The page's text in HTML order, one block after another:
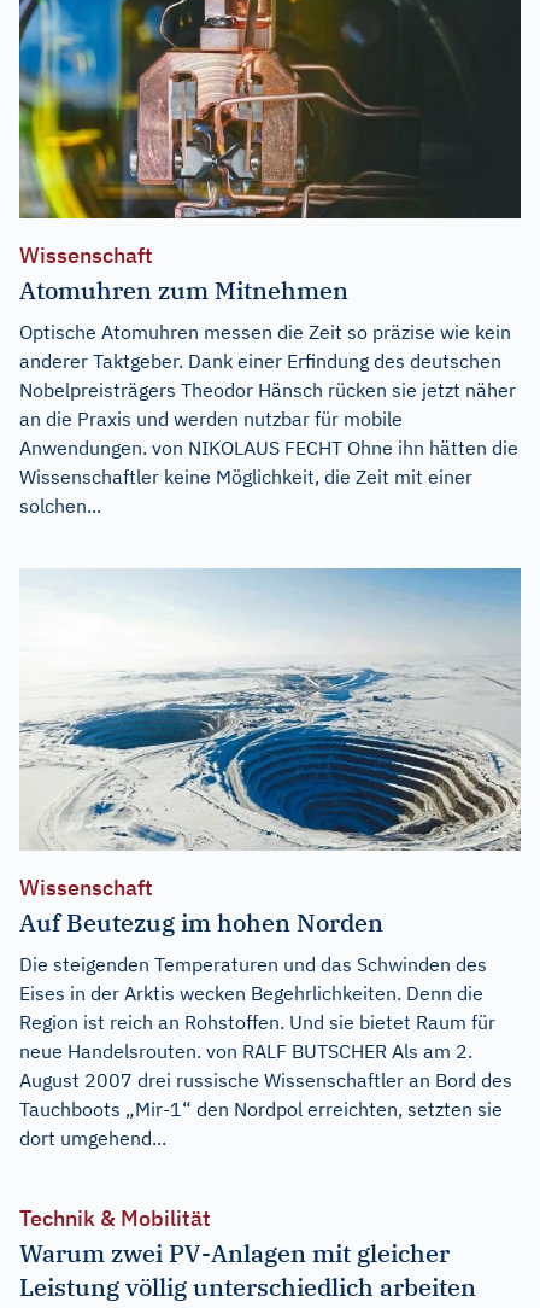
Wissenschaft
Atomuhren zum Mitnehmen
Optische Atomuhren messen die Zeit so präzise wie kein
anderer Taktgeber. Dank einer Erfindung des deutschen
Nobelpreisträgers Theodor Hänsch rücken sie jetzt näher
an die Praxis und werden nutzbar für mobile
Anwendungen. von NIKOLAUS FECHT Ohne ihn hätten die
Wissenschaftler keine Möglichkeit, die Zeit mit einer
solchen...
Wissenschaft
Auf Beutezug im hohen Norden
Die steigenden Temperaturen und das Schwinden des
Eises in der Arktis wecken Begehrlichkeiten. Denn die
Region ist reich an Rohstoffen. Und sie bietet Raum für
neue Handelsrouten. von RALF BUTSCHER Als am 2.
August 2007 drei russische Wissenschaftler an Bord des
Tauchboots „Mir-1“ den Nordpol erreichten, setzten sie
dort umgehend...
Technik & Mobilität
Warum zwei PV-Anlagen mit gleicher
Leistung völlig unterschiedlich arbeiten